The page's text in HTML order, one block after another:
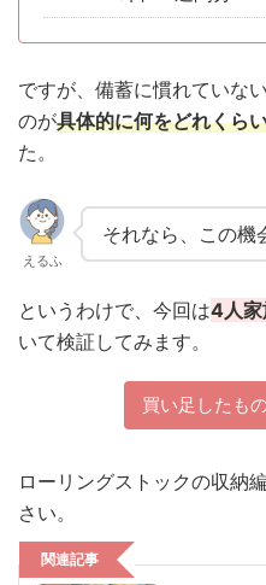
ですが、備蓄に慣れていな
のが具体的に何をどれくら
た。
えるふ
それなら、この機
というわけで、今回は4人家
いて検証してみます。
買い足したも
ローリングストックの収納
さい。
関連記事